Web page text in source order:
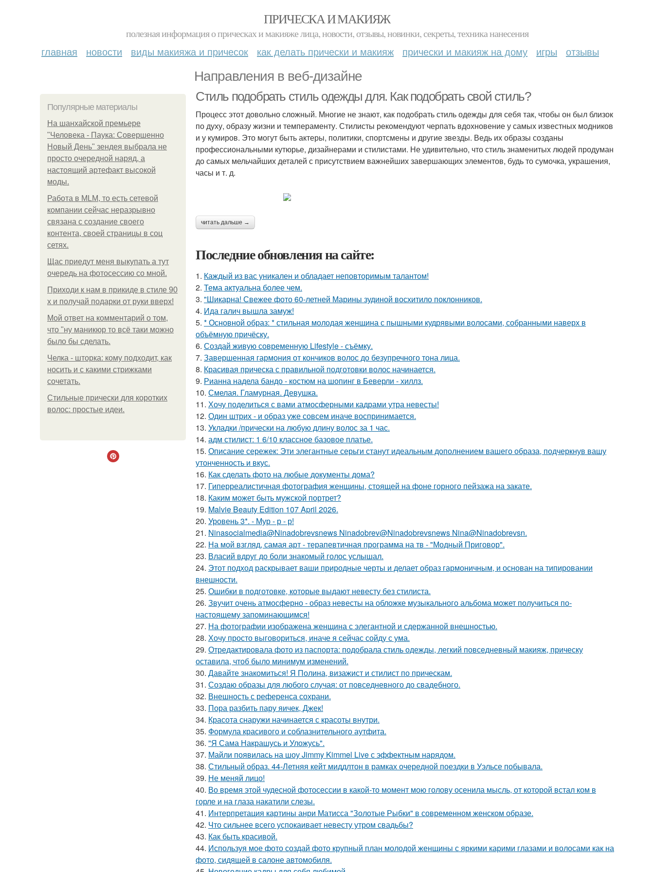
ПРИЧЕСКА И МАКИЯЖ
полезная информация о прическах и макияже лица, новости, отзывы, новинки, секреты, техника нанесения
главная новости виды макияжа и причесок как делать прически и макияж прически и макияж на дому игры отзывы
Направления в веб-дизайне
Популярные материалы
На шанхайской премьере
"Человека - Паука: Совершенно
Новый День" зендея выбрала не
просто очередной наряд, а
настоящий артефакт высокой
моды.
Работа в MLM, то есть сетевой
компании сейчас неразрывно
связана с создание своего
контента, своей страницы в соц
сетях.
Щас приедут меня выкупать а тут
очередь на фотосессию со мной.
Приходи к нам в прикиде в стиле 90
х и получай подарки от руки вверх!
Мой ответ на комментарий о том,
что "ну маникюр то всё таки можно
было бы сделать.
Челка - шторка: кому подходит, как
носить и с какими стрижками
сочетать.
Стильные прически для коротких
волос: простые идеи.
Стиль подобрать стиль одежды для. Как подобрать свой стиль?
Процесс этот довольно сложный. Многие не знают, как подобрать стиль одежды для себя так, чтобы он был близок
по духу, образу жизни и темпераменту. Стилисты рекомендуют черпать вдохновение у самых известных модников
и у кумиров. Это могут быть актеры, политики, спортсмены и другие звезды. Ведь их образы созданы
профессиональными кутюрье, дизайнерами и стилистами. Не удивительно, что стиль знаменитых людей продуман
до самых мельчайших деталей с присутствием важнейших завершающих элементов, будь то сумочка, украшения,
часы и т. д.
читать дальше →
Последние обновления на сайте:
1. Каждый из вас уникален и обладает неповторимым талантом!
2. Тема актуальна более чем.
3. "Шикарна! Свежее фото 60-летней Марины зудиной восхитило поклонников.
4. Ида галич вышла замуж!
5. * Основной образ: * стильная молодая женщина с пышными кудрявыми волосами, собранными наверх в
объёмную причёску.
6. Создай живую современную Lifestyle - съёмку.
7. Завершенная гармония от кончиков волос до безупречного тона лица.
8. Красивая прическа с правильной подготовки волос начинается.
9. Рианна надела бандо - костюм на шопинг в Беверли - хиллз.
10. Смелая. Гламурная. Девушка.
11. Хочу поделиться с вами атмосферными кадрами утра невесты!
12. Один штрих - и образ уже совсем иначе воспринимается.
13. Укладки /прически на любую длину волос за 1 час.
14. адм стилист: 1 6/10 классное базовое платье.
15. Описание сережек: Эти элегантные серьги станут идеальным дополнением вашего образа, подчеркнув вашу
утонченность и вкус.
16. Как сделать фото на любые документы дома?
17. Гиперреалистичная фотография женщины, стоящей на фоне горного пейзажа на закате.
18. Каким может быть мужской портрет?
19. Malvie Beauty Edition 107 April 2026.
20. Уровень 3*. - Мур - р - р!
21. Ninasocialmedia@Ninadobrevsnews Ninadobrev@Ninadobrevsnews Nina@Ninadobrevsn.
22. На мой взгляд, самая арт - терапевтичная программа на тв - "Модный Приговор".
23. Власий вдруг до боли знакомый голос услышал.
24. Этот подход раскрывает ваши природные черты и делает образ гармоничным, и основан на типировании
внешности.
25. Ошибки в подготовке, которые выдают невесту без стилиста.
26. Звучит очень атмосферно - образ невесты на обложке музыкального альбома может получиться по-
настоящему запоминающимся!
27. На фотографии изображена женщина с элегантной и сдержанной внешностью.
28. Хочу просто выговориться, иначе я сейчас сойду с ума.
29. Отредактировала фото из паспорта: подобрала стиль одежды, легкий повседневный макияж, прическу
оставила, чтоб было минимум изменений.
30. Давайте знакомиться! Я Полина, визажист и стилист по прическам.
31. Создаю образы для любого случая: от повседневного до свадебного.
32. Внешность с референса сохрани.
33. Пора разбить пару яичек, Джек!
34. Красота снаружи начинается с красоты внутри.
35. Формула красивого и соблазнительного аутфита.
36. "Я Сама Накрашусь и Уложусь".
37. Майли появилась на шоу Jimmy Kimmel Live с эффектным нарядом.
38. Стильный образ. 44-Летняя кейт миддлтон в рамках очередной поездки в Уэльсе побывала.
39. Не меняй лицо!
40. Во время этой чудесной фотосессии в какой-то момент мою голову осенила мысль, от которой встал ком в
горле и на глаза накатили слезы.
41. Интерпретация картины анри Матисса "Золотые Рыбки" в современном женском образе.
42. Что сильнее всего успокаивает невесту утром свадьбы?
43. Как быть красивой.
44. Используя мое фото создай фото крупный план молодой женщины с яркими карими глазами и волосами как на
фото, сидящей в салоне автомобиля.